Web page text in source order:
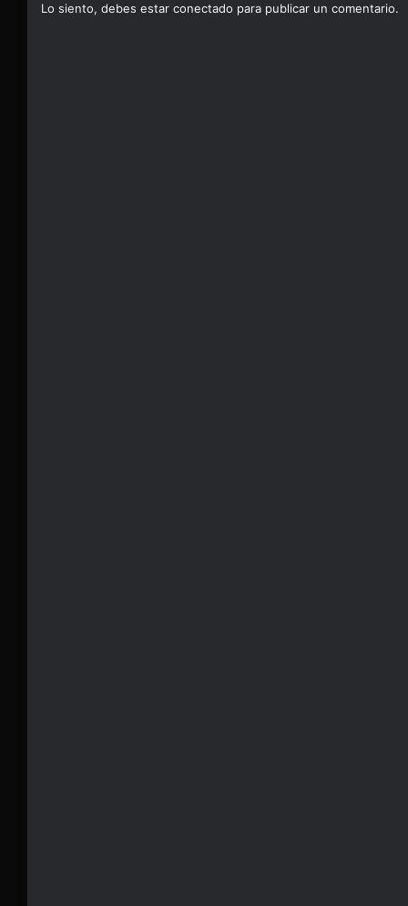
Lo siento, debes estar conectado para publicar un comentario.